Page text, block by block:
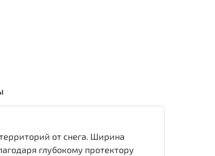
от снега. Ширина
глубокому протектору